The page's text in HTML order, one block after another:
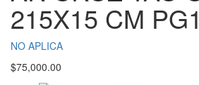
215X15 CM
NO APLICA
$75,000.00